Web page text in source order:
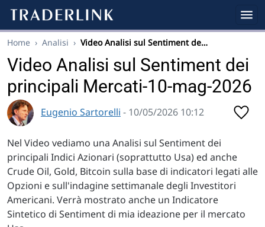
Home › Analisi › Video Analisi sul Sentiment de…
Video Analisi sul Sentiment dei
principali Mercati-10-mag-2026
Eugenio Sartorelli - 10/05/2026 10:12
Nel Video vediamo una Analisi sul Sentiment dei
principali Indici Azionari (soprattutto Usa) ed anche
Crude Oil, Gold, Bitcoin sulla base di indicatori legati alle
Opzioni e sull'indagine settimanale degli Investitori
Americani. Verrà mostrato anche un Indicatore
Sintetico di Sentiment di mia ideazione per il mercato